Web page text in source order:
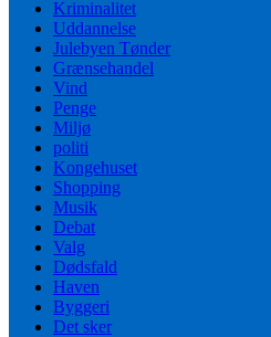
Kriminalitet
Uddannelse
Julebyen Tønder
Grænsehandel
Vind
Penge
Miljø
politi
Kongehuset
Shopping
Musik
Debat
Valg
Dødsfald
Haven
Byggeri
Det sker